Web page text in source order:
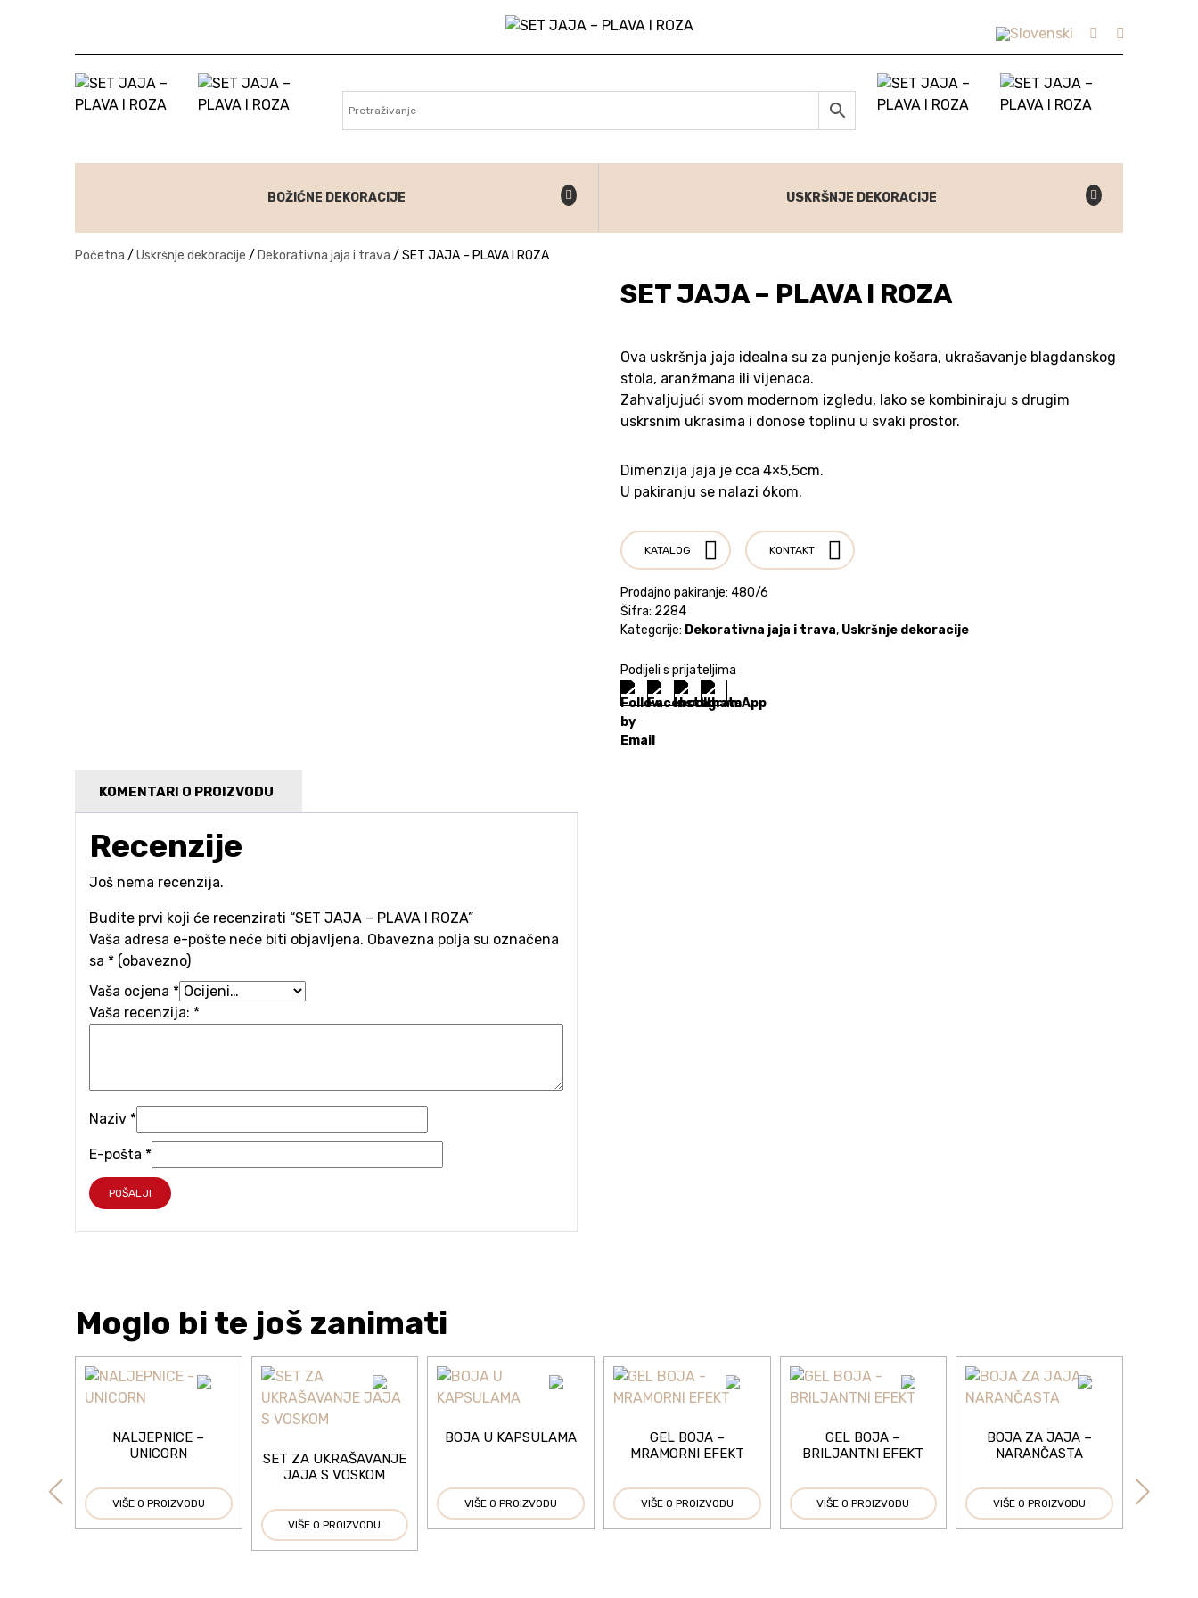
BOŽIĆNE DEKORACIJE USKRŠNJE DEKORACIJE
Početna / Uskršnje dekoracije / Dekorativna jaja i trava / SET JAJA – PLAVA I ROZA
SET JAJA – PLAVA I ROZA
Ova uskršnja jaja idealna su za punjenje košara, ukrašavanje blagdanskog
stola, aranžmana ili vijenaca.
Zahvaljujući svom modernom izgledu, lako se kombiniraju s drugim
uskrsnim ukrasima i donose toplinu u svaki prostor.
Dimenzija jaja je cca 4×5,5cm.
U pakiranju se nalazi 6kom.
KATALOG KONTAKT
Prodajno pakiranje: 480/6
Šifra: 2284
Kategorije: Dekorativna jaja i trava, Uskršnje dekoracije
Podijeli s prijateljima
KOMENTARI O PROIZVODU
Recenzije
Još nema recenzija.
Budite prvi koji će recenzirati “SET JAJA – PLAVA I ROZA”
Vaša adresa e-pošte neće biti objavljena. Obavezna polja su označena
sa * (obavezno)
Vaša ocjena *
Vaša recenzija: *
Naziv *
E-pošta *
Moglo bi te još zanimati
NALJEPNICE –
UNICORN
VIŠE O PROIZVODU
SET ZA UKRAŠAVANJE
JAJA S VOSKOM
VIŠE O PROIZVODU
BOJA U KAPSULAMA
VIŠE O PROIZVODU
GEL BOJA –
MRAMORNI EFEKT
VIŠE O PROIZVODU
GEL BOJA –
BRILJANTNI EFEKT
VIŠE O PROIZVODU
BOJA ZA JAJA –
NARANČASTA
VIŠE O PROIZVODU